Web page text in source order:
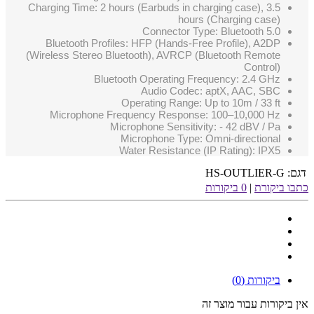
Charging Time: 2 hours (Earbuds in charging case), 3.5
hours (Charging case)
Connector Type: Bluetooth 5.0
Bluetooth Profiles: HFP (Hands-Free Profile), A2DP
(Wireless Stereo Bluetooth), AVRCP (Bluetooth Remote
Control)
Bluetooth Operating Frequency: 2.4 GHz
Audio Codec: aptX, AAC, SBC
Operating Range: Up to 10m / 33 ft
Microphone Frequency Response: 100–10,000 Hz
Microphone Sensitivity: - 42 dBV / Pa
Microphone Type: Omni-directional
Water Resistance (IP Rating): IPX5
דגם: HS-OUTLIER-G
כתבו ביקורת | 0 ביקורות
ביקורות (0)
אין ביקורות עבור מוצר זה